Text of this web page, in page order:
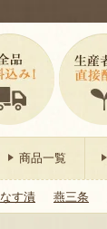
商品一覧
なす漬 燕三条